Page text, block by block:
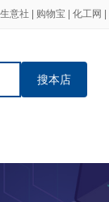
生意社 购物宝 化工网
搜本店